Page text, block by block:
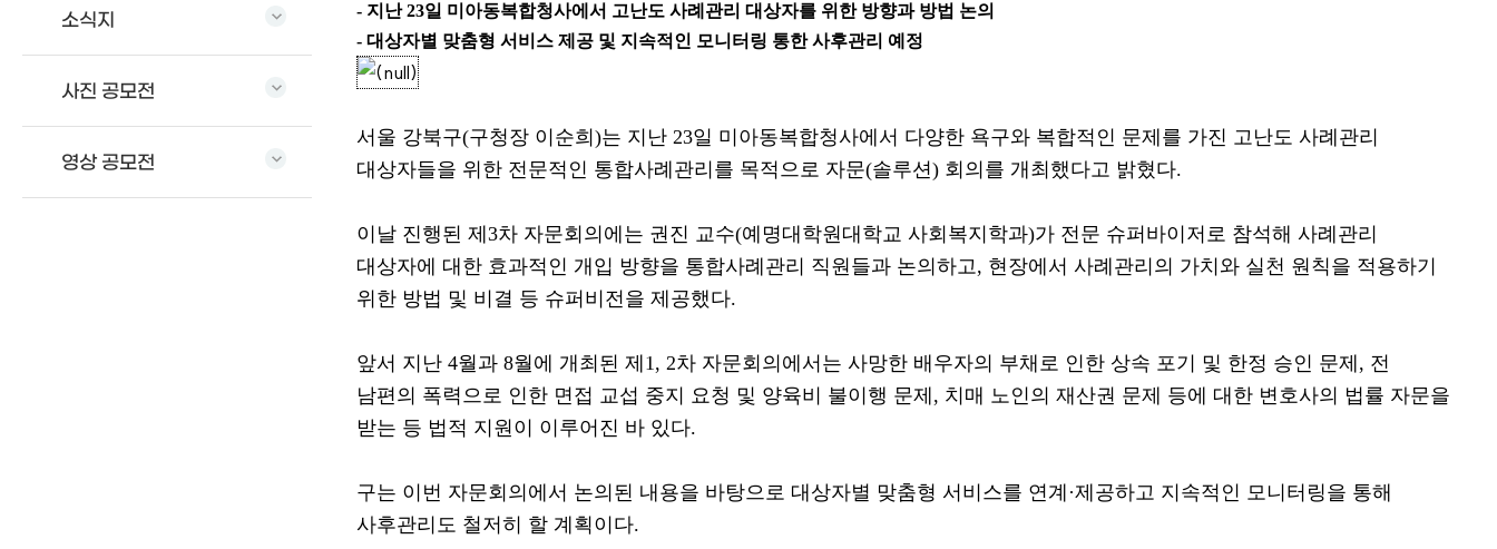
소식지
사진 공모전
영상 공모전
- 지난23일 미아동복합청사에서 고난도 사례관리 대상자를 위한 방향과 방법 논의
- 대상자별 맞춤형 서비스 제공 및 지속적인 모니터링 통한 사후관리 예정
서울 강북구(구청장 이순희 )는 지난 23일 미아동복합청사에서 다양한 욕구와 복합적인 문제를 가진 고난도 사례관리
대상자들을 위한 전문적인 통합사례관리를 목적으로 자문(솔루션) 회의를 개최했다고 밝혔다.
이날 진행된 제 3차 자문회의에는 권진 교수(예명대학원대학교 사회복지학과)가 전문 슈퍼바이저로 참석해 사례관리
대상자에 대한 효과적인 개입 방향을 통합사례관리 직원들과 논의하고, 현장에서 사례관리의 가치와 실천 원칙을 적용하기
위한 방법 및 비결 등 슈퍼비전을 제공했다.
앞서 지난 4월과 8월에 개최된 제 1, 2차 자문회의에서는 사망한 배우자의 부채로 인한 상속 포기 및 한정 승인 문제 , 전
남편의 폭력으로 인한 면접 교섭 중지 요청 및 양육비 불이행 문제 , 치매 노인의 재산권 문제 등에 대한 변호사의 법률 자문을
받는 등 법적 지원이 이루어진 바 있다.
구는 이번 자문회의에서 논의된 내용을 바탕으로 대상자별 맞춤형 서비스를 연계 ·제공하고 지속적인 모니터링을 통해
사후관리도 철저히 할 계획이다.